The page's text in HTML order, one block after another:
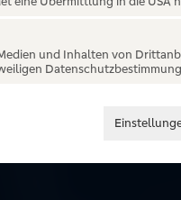
und Inhalten von